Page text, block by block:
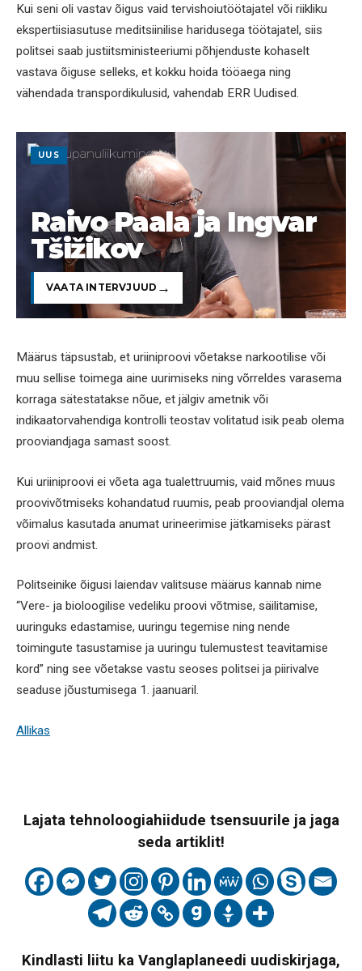
Kui seni oli vastav õigus vaid tervishoiutöötajatel või riikliku
ekspertiisiasutuse meditsiinilise haridusega töötajatel, siis
politsei saab justiitsministeeriumi põhjenduste kohaselt
vastava õiguse selleks, et kokku hoida tööaega ning
vähendada transpordikulusid, vahendab ERR Uudised.
UUS
Raivo Paala ja Ingvar
Tšižikov
VAATA INTERVJUUD
Määrus täpsustab, et uriiniproovi võetakse narkootilise või
muu sellise toimega aine uurimiseks ning võrreldes varasema
korraga sätestatakse nõue, et jälgiv ametnik või
indikaatorvahendiga kontrolli teostav volitatud isik peab olema
prooviandjaga samast soost.
Kui uriiniproovi ei võeta aga tualettruumis, vaid mõnes muus
proovivõtmiseks kohandatud ruumis, peab prooviandjal olema
võimalus kasutada anumat urineerimise jätkamiseks pärast
proovi andmist.
Politseinike õigusi laiendav valitsuse määrus kannab nime
“Vere- ja bioloogilise vedeliku proovi võtmise, säilitamise,
uuringuks edastamise, uuringu tegemise ning nende
toimingute tasustamise ja uuringu tulemustest teavitamise
kord” ning see võetakse vastu seoses politsei ja piirivalve
seaduse jõustumisega 1. jaanuaril.
Allikas
Lajata tehnoloogiahiidude tsensuurile ja jaga
seda artiklit!
Kindlasti liitu ka Vanglaplaneedi uudiskirjaga,